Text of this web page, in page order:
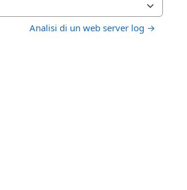
Analisi di un web server log →